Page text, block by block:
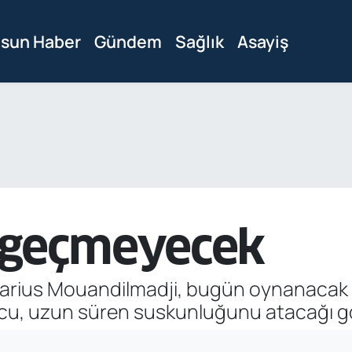
Haber Gündem Sağlık Asayiş
Mouandilmadji, bugün
uzun süren suskunluğunu atacağı